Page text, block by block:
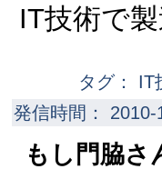
IT技術で
タグ：
発信時間：
もし門脇さ